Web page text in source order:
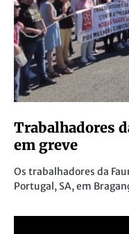
Trabalhadores
em greve
Os trabalhadores da
Portugal, SA, em